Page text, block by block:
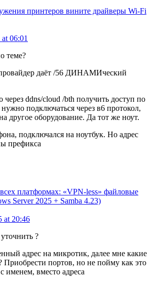
принтеров вините драйверы Wi-Fi
06:01
теме?
даёт /56 ДИНАМИческий
ddns/cloud /bth получить доступ по
нужно подключаться через в6 протокол,
другое оборудование. Да тот же ноут.
подключался на ноутбук. Но адрес
префикса
платформах: «VPN-less» файловые
Server 2025 + Samba 4.23)
at 20:46
?
адрес на микротик, далее мне какие
Приобрести портов, но не пойму как это
именем, вместо адреса